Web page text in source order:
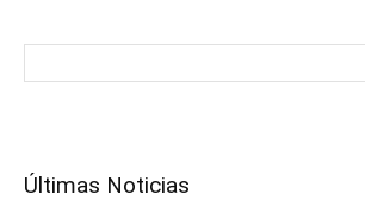
Últimas Noticias